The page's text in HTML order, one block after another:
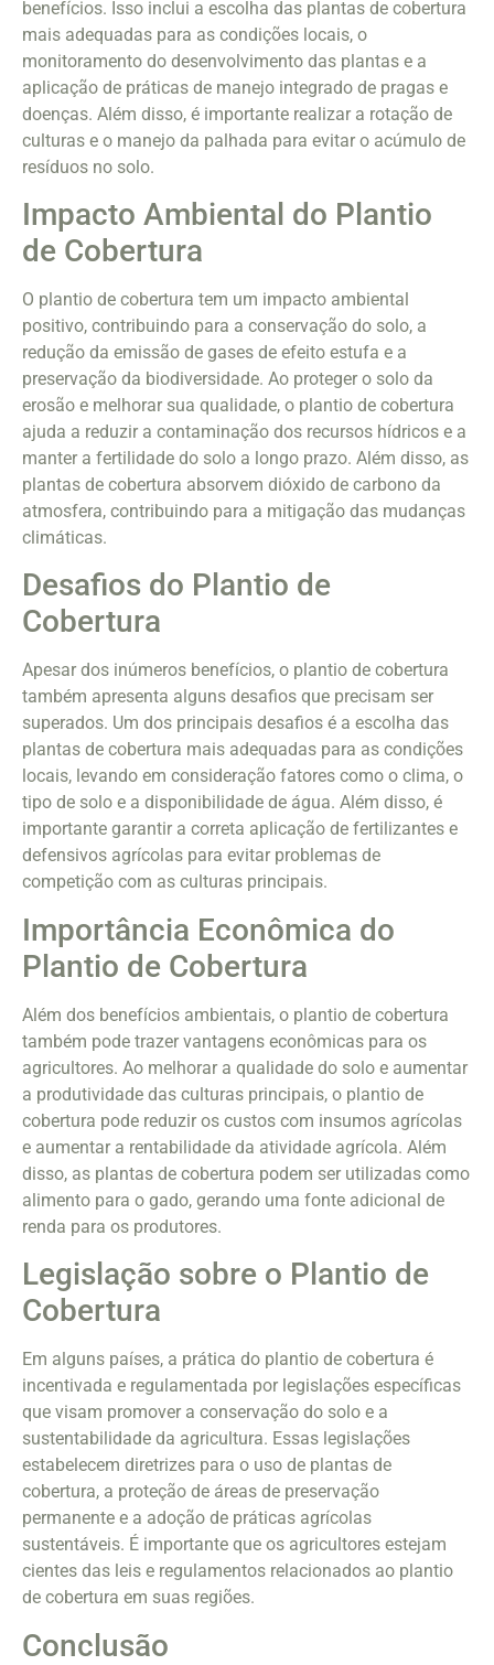
benefícios. Isso inclui a escolha das plantas de cobertura
mais adequadas para as condições locais, o
monitoramento do desenvolvimento das plantas e a
aplicação de práticas de manejo integrado de pragas e
doenças. Além disso, é importante realizar a rotação de
culturas e o manejo da palhada para evitar o acúmulo de
resíduos no solo.
Impacto Ambiental do Plantio
de Cobertura
O plantio de cobertura tem um impacto ambiental
positivo, contribuindo para a conservação do solo, a
redução da emissão de gases de efeito estufa e a
preservação da biodiversidade. Ao proteger o solo da
erosão e melhorar sua qualidade, o plantio de cobertura
ajuda a reduzir a contaminação dos recursos hídricos e a
manter a fertilidade do solo a longo prazo. Além disso, as
plantas de cobertura absorvem dióxido de carbono da
atmosfera, contribuindo para a mitigação das mudanças
climáticas.
Desafios do Plantio de
Cobertura
Apesar dos inúmeros benefícios, o plantio de cobertura
também apresenta alguns desafios que precisam ser
superados. Um dos principais desafios é a escolha das
plantas de cobertura mais adequadas para as condições
locais, levando em consideração fatores como o clima, o
tipo de solo e a disponibilidade de água. Além disso, é
importante garantir a correta aplicação de fertilizantes e
defensivos agrícolas para evitar problemas de
competição com as culturas principais.
Importância Econômica do
Plantio de Cobertura
Além dos benefícios ambientais, o plantio de cobertura
também pode trazer vantagens econômicas para os
agricultores. Ao melhorar a qualidade do solo e aumentar
a produtividade das culturas principais, o plantio de
cobertura pode reduzir os custos com insumos agrícolas
e aumentar a rentabilidade da atividade agrícola. Além
disso, as plantas de cobertura podem ser utilizadas como
alimento para o gado, gerando uma fonte adicional de
renda para os produtores.
Legislação sobre o Plantio de
Cobertura
Em alguns países, a prática do plantio de cobertura é
incentivada e regulamentada por legislações específicas
que visam promover a conservação do solo e a
sustentabilidade da agricultura. Essas legislações
estabelecem diretrizes para o uso de plantas de
cobertura, a proteção de áreas de preservação
permanente e a adoção de práticas agrícolas
sustentáveis. É importante que os agricultores estejam
cientes das leis e regulamentos relacionados ao plantio
de cobertura em suas regiões.
Conclusão